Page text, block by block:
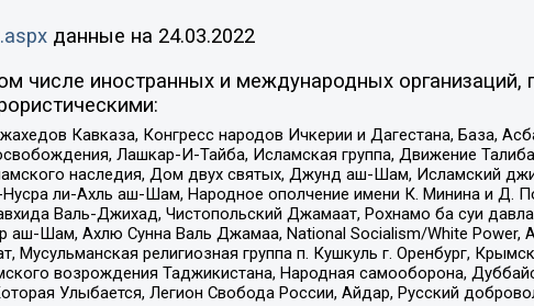
данные на 24.03.2022
числе иностранных и международных организаций,
Кавказа, Конгресс народов Ичкерии и Дагестана, База,
Лашкар-И-Тайба, Исламская группа, Движение
наследия, Дом двух святых, Джунд аш-Шам, Исламский
ли-Ахль аш-Шам, Народное ополчение имени К. Минина и Д.
Валь-Джихад, Чистопольский Джамаат, Рохнамо ба суи
Шам, Ахлю Сунна Валь Джамаа, National Socialism/White Power,
Мусульманская религиозная группа п. Кушкуль г. Оренбург,
возрождения Таджикистана, Народная самооборона,
Улыбается, Легион Свобода России, Айдар, Русский